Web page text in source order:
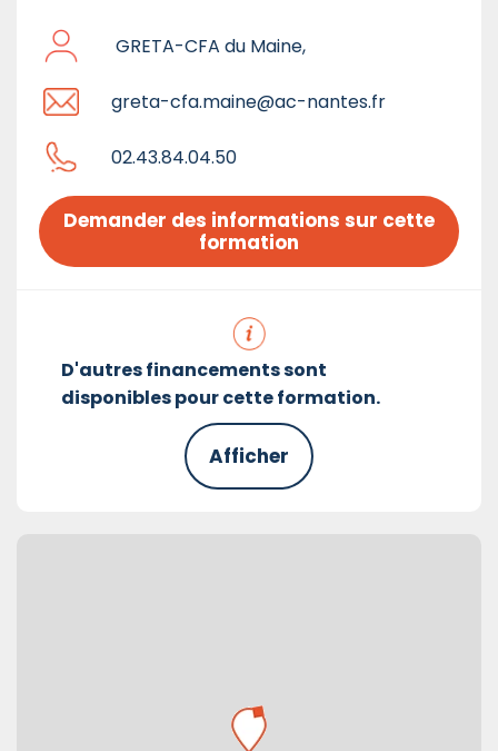
GRETA-CFA du Maine,
greta-cfa.maine@ac-nantes.fr
02.43.84.04.50
Demander des informations sur cette
formation
D'autres financements sont
disponibles pour cette formation.
Afficher